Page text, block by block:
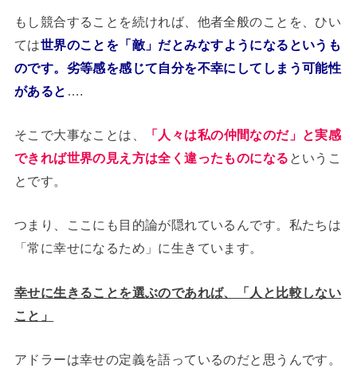
もし競合することを続ければ、他者全般のことを、ひい
ては世界のことを「敵」だとみなすようになるというも
のです。劣等感を感じて自分を不幸にしてしまう可能性
があると ….
そこで大事なことは、
「人々は私の仲間なのだ」と実感
できれば世界の見え方は全く違ったものになる というこ
とです。
つまり、ここにも目的論が隠れているんです。私たちは
「常に幸せになるため」に生きています。
幸せに生きることを選ぶのであれば、「人と比較しない
こと」
アドラーは幸せの定義を語っているのだと思うんです。